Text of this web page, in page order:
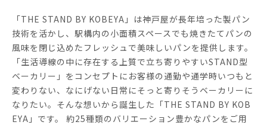
「THE STAND BY KOBEYA」は神戸屋が長年培った製パン
技術を活かし、駅構内の小面積スペースでも焼きたてパンの
風味を閉じ込めたフレッシュで美味しいパンを提供します。
「生活導線の中に存在する上質で立ち寄りやすいSTAND型
ベーカリー」をコンセプトにお客様の通勤や通学時いつもと
変わりない、なにげない日常にそっと寄りそうベーカリーに
なりたい。そんな想いから誕生した「THE STAND BY KOB
EYA」です。 約25種類のバリエーション豊かなパンをご用